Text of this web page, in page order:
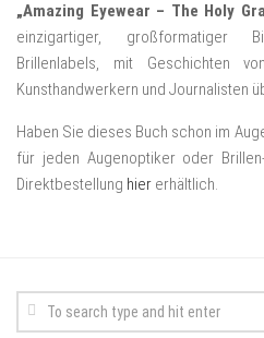
„Amazing Eyewear – The Holy
einzigartiger, großformatiger
Brillenlabels, mit Geschichten
Kunsthandwerkern und Journalisten
Haben Sie dieses Buch schon im
für jeden Augenoptiker oder
Direktbestellung hier erhältlich.